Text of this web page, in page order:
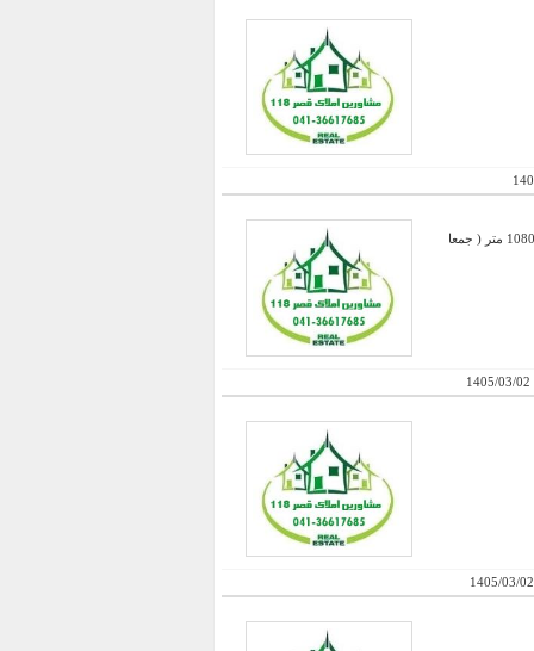
فروش کارخانه بهداشتی با 6300 متر عرصه - 1200 متر سالن + 1080 متر سالن دوم + دو سالن دو طبقه که هر کدام 1080 متر ( جمعا
1405/03/02
1405/03/02